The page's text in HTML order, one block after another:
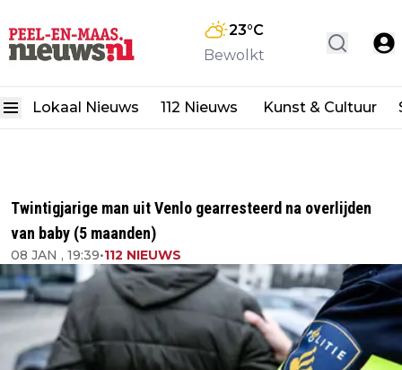
23°C
Bewolkt
Lokaal Nieuws 112 Nieuws Kunst & Cultuur
Twintigjarige man uit Venlo gearresteerd na overlijden
van baby (5 maanden)
08 JAN , 19:39•112 NIEUWS